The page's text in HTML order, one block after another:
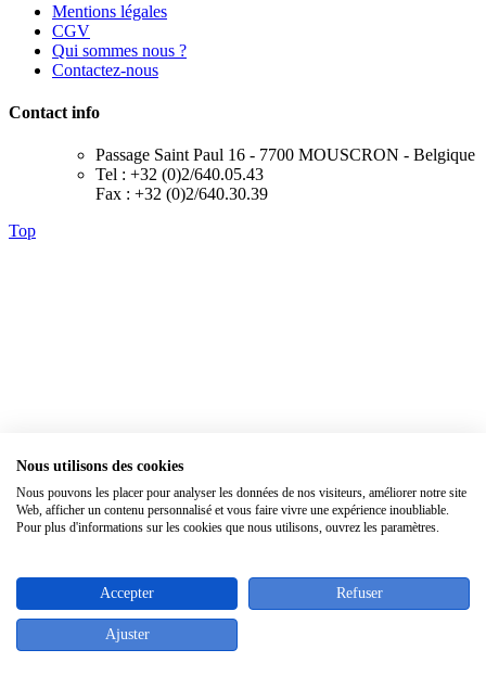
Mentions légales
CGV
Qui sommes nous ?
Contactez-nous
Contact info
Passage Saint Paul 16 - 7700 MOUSCRON - Belgique
Tel : +32 (0)2/640.05.43
Fax : +32 (0)2/640.30.39
Top
×
Nous utilisons des cookies
Nous pouvons les placer pour analyser les données de nos visiteurs, améliorer notre site
Web, afficher un contenu personnalisé et vous faire vivre une expérience inoubliable.
Pour plus d'informations sur les cookies que nous utilisons, ouvrez les paramètres.
Accepter Refuser
Ajuster